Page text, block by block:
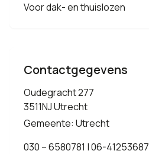
Voor dak- en thuislozen
Contactgegevens
Oudegracht 277
3511NJ Utrecht
Gemeente: Utrecht
030 – 6580781 | 06-41253687